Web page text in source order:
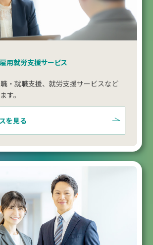
用就労支援サービス
・就職支援、就労支援サービスなど
す。
を見る